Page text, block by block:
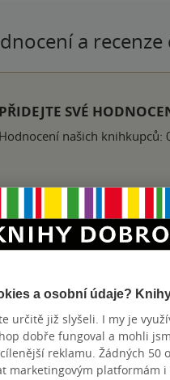
a recenze
PŘIDEJTE SVÉ
Hodnocení našich knihkupců:
Zobrazeno 20 z 20
a osobní údaje?
určitě již slyšeli. I my je
dobře fungoval a mohli
reklamu. Žádných 50
marketingovým platformám